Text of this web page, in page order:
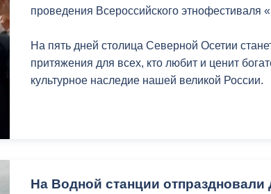
перевозок перешли в республиканский
проведения Всероссийского этнофестиваля
На пять дней столица Северной Осетии
притяжения для всех, кто любит и ценит
культурное наследие нашей великой России.
На Водной станции отпраздновали